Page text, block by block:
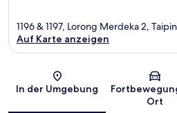
Karte
1196 & 1197, Lorong Merdeka 2,
Auf Karte anzeigen
In der Umgebung
Ort